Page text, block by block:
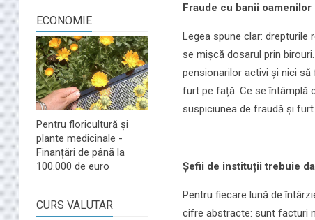
ECONOMIE
Pentru floricultură și
plante medicinale -
Finanțări de până la
100.000 de euro
CURS VALUTAR
Fraude cu banii oamenilor
Legea spune clar: drepturile
se mișcă dosarul prin
pensionarilor activi și nici
furt pe față. Ce se întâmplă
suspiciunea de fraudă și
Șefii de instituții trebuie
Pentru fiecare lună de
cifre abstracte: sunt facturi